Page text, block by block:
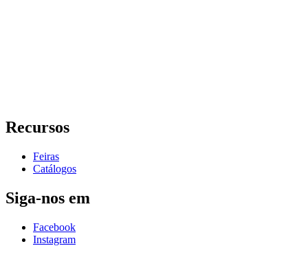
Recursos
Feiras
Catálogos
Siga-nos em
Facebook
Instagram